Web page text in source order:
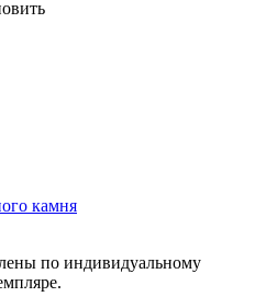
камня
по индивидуальному